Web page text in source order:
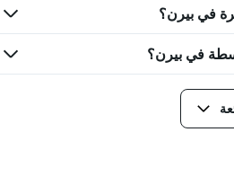
في بيرن؟
في بيرن؟